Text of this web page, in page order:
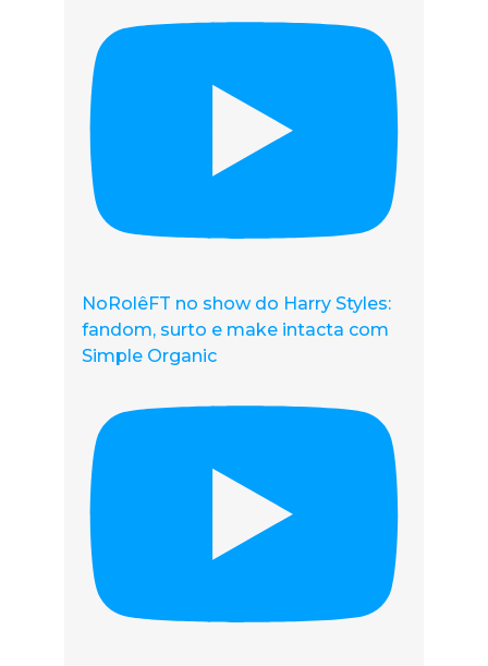
NoRolêFT no show do Harry Styles:
fandom, surto e make intacta com
Simple Organic